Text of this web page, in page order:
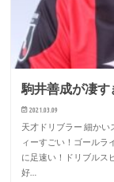
駒井善成が凄
2021.03.09
天才ドリブラー 細か
ィーすごい！ゴールラ
に足速い！ドリブルス
好…